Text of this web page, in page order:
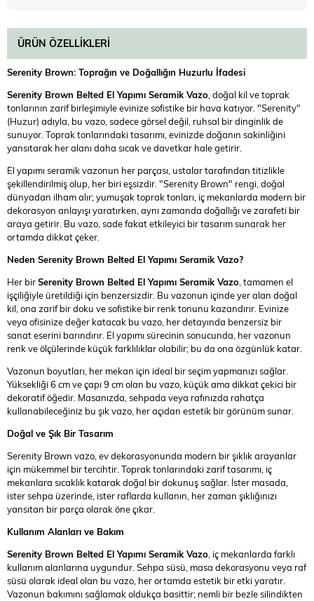
ÜRÜN ÖZELLIKLERI
Serenity Brown: Toprağın ve Doğallığın Huzurlu İfadesi
Serenity Brown Belted El Yapımı Seramik Vazo, doğal kil ve toprak
tonlarının zarif birleşimiyle evinize sofistike bir hava katıyor. "Serenity"
(Huzur) adıyla, bu vazo, sadece görsel değil, ruhsal bir dinginlik de
sunuyor. Toprak tonlarındaki tasarımı, evinizde doğanın sakinliğini
yansıtarak her alanı daha sıcak ve davetkar hale getirir.
El yapımı seramik vazonun her parçası, ustalar tarafından titizlikle
şekillendirilmiş olup, her biri eşsizdir. "Serenity Brown" rengi, doğal
dünyadan ilham alır; yumuşak toprak tonları, iç mekanlarda modern bir
dekorasyon anlayışı yaratırken, aynı zamanda doğallığı ve zarafeti bir
araya getirir. Bu vazo, sade fakat etkileyici bir tasarım sunarak her
ortamda dikkat çeker.
Neden Serenity Brown Belted El Yapımı Seramik Vazo?
Her birSerenity Brown Belted El Yapımı Seramik Vazo, tamamen el
işçiliğiyle üretildiği için benzersizdir. Bu vazonun içinde yer alan doğal
kil, ona zarif bir doku ve sofistike bir renk tonunu kazandırır. Evinize
veya ofisinize değer katacak bu vazo, her detayında benzersiz bir
sanat eserini barındırır. El yapımı sürecinin sonucunda, her vazonun
renk ve ölçülerinde küçük farklılıklar olabilir; bu da ona özgünlük katar.
Vazonun boyutları, her mekan için ideal bir seçim yapmanızı sağlar.
Yüksekliği 6 cm ve çapı 9 cm olan bu vazo, küçük ama dikkat çekici bir
dekoratif öğedir. Masanızda, sehpada veya rafınızda rahatça
kullanabileceğiniz bu şık vazo, her açıdan estetik bir görünüm sunar.
Doğal ve Şık Bir Tasarım
Serenity Brown vazo, ev dekorasyonunda modern bir şıklık arayanlar
için mükemmel bir tercihtir. Toprak tonlarındaki zarif tasarımı, iç
mekanlara sıcaklık katarak doğal bir dokunuş sağlar. İster masada,
ister sehpa üzerinde, ister raflarda kullanın, her zaman şıklığınızı
yansıtan bir parça olarak öne çıkar.
Kullanım Alanları ve Bakım
Serenity Brown Belted El Yapımı Seramik Vazo, iç mekanlarda farklı
kullanım alanlarına uygundur. Sehpa süsü, masa dekorasyonu veya raf
süsü olarak ideal olan bu vazo, her ortamda estetik bir etki yaratır.
Vazonun bakımını sağlamak oldukça basittir; nemli bir bezle silindikten